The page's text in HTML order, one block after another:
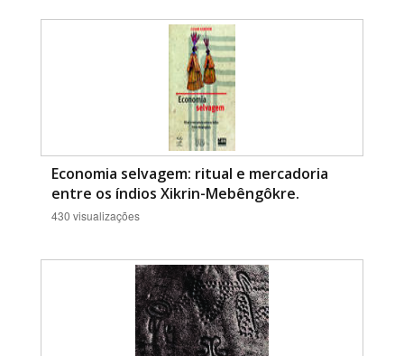
Economia selvagem: ritual e mercadoria
entre os índios Xikrin-Mebêngôkre.
430 visualizações